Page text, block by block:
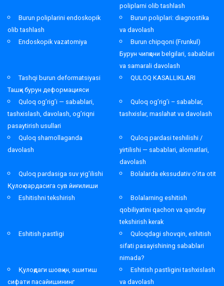
poliplarni olib tashlash
Burun poliplarini endoskopik
olib tashlash
Burun poliplari: diagnostika
va davolash
Endoskopik vazatomiya
Burun chipqoni (Frunkul)
Бурун чипқони belgilari, sabablari
va samarali davolash
Tashqi burun deformatsiyasi
Ташқи бурун деформацияси
QULOQ KASALLIKLARI
Quloq og’rig’i — sabablari,
tashxislash, davolash, og’riqni
pasaytirish usullari
Quloq og’rig’i – sabablar,
tashxislar, maslahat va davolash
Quloq shamollaganda
davolash
Quloq pardasi teshilishi /
yirtilishi — sabablari, alomatlari,
davolash
Quloq pardasiga suv yig’ilishi
Қулоқ пардасига сув йиғилиши
Bolalarda ekssudativ o’rta otit
Eshitishni tekshirish
Bolalarning eshitish
qobiliyatini qachon va qanday
tekshirish kerak
Eshitish pastligi
Quloqdagi shovqin, eshitish
sifati pasayishining sabablari
nimada?
Қулоқдаги шовқин, эшитиш
сифати пасайишининг
Eshitish pastligini tashxislash
va davolash